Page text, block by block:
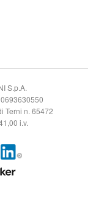
S.p.A.
Terni n. 65472
i.v.